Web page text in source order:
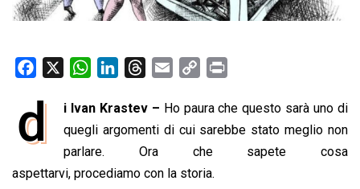
e
o
W
a
t
s
A
n
k
d
r
e
a
d
a
i
p
y
L
i
i
n
d i Ivan Krastev – Ho paura che questo sarà uno di
quegli argomenti di cui sarebbe stato meglio non
parlare. Ora che sapete cosa
aspettarvi, procediamo con la storia.